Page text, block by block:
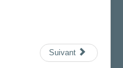
Suivant